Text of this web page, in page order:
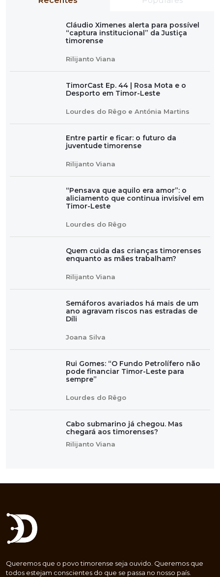
Cláudio Ximenes alerta para possível
“captura institucional” da Justiça
timorense
Rilijanto Viana
TimorCast Ep. 44 | Rosa Mota e o
Desporto em Timor-Leste
Lourdes do Rêgo e Antónia Martins
Entre partir e ficar: o futuro da
juventude timorense
Rilijanto Viana
“Pensava que aquilo era amor”: o
aliciamento que continua invisível em
Timor-Leste
Lourdes do Rêgo
Quem cuida das crianças timorenses
enquanto as mães trabalham?
Rilijanto Viana
Semáforos avariados há mais de um
ano agravam riscos nas estradas de
Díli
Joana Silva
Rui Gomes: “O Fundo Petrolífero não
pode financiar Timor-Leste para
sempre”
Lourdes do Rêgo
Cabo submarino já chegou. Mas
chegará aos timorenses?
Rilijanto Viana
Queremos que o povo timorense seja ouvido. Queremos que
todos estejam conscientes do que se passa no nosso país.